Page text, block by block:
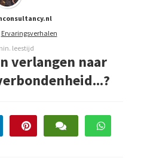
Ervaringsverhalen
leestijd
verlangen naar